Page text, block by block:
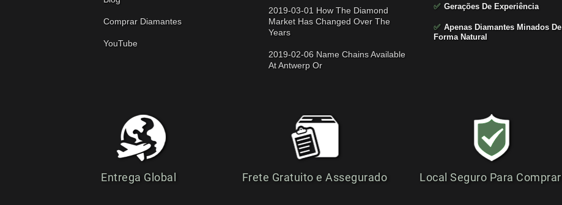
Comprar Diamantes
YouTube
2019-03-01 How The Diamond
Market Has Changed Over The
Years
2019-02-06 Name Chains Available
At Antwerp Or
✅ Gerações De Experiência
✅ Apenas Diamantes Minados De
Forma Natural
Entrega Global Frete Gratuito e Assegurado Local Seguro Para Comprar